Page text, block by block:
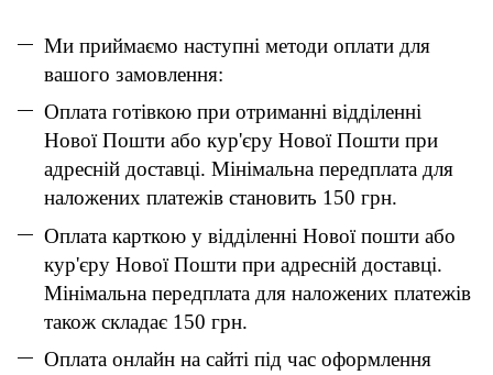
Ми приймаємо наступні методи оплати для
вашого замовлення:
Оплата готівкою при отриманні відділенні
Нової Пошти або кур'єру Нової Пошти при
адресній доставці. Мінімальна передплата для
наложених платежів становить 150 грн.
Оплата карткою у відділенні Нової пошти або
кур'єру Нової Пошти при адресній доставці.
Мінімальна передплата для наложених платежів
також складає 150 грн.
Оплата онлайн на сайті під час оформлення